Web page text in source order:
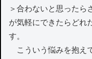
＞合わないと思ったら
が気軽にできたらどれ
す。
こういう悩みを抱え